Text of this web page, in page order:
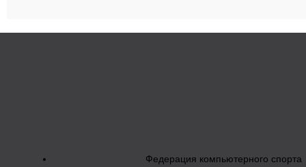
Федерация компьютерного спорта